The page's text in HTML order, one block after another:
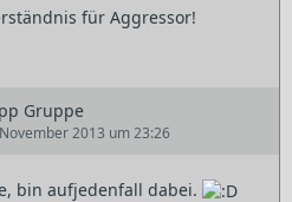
für Aggressor!
Gruppe
2013 um 23:26
bin aufjedenfall dabei.